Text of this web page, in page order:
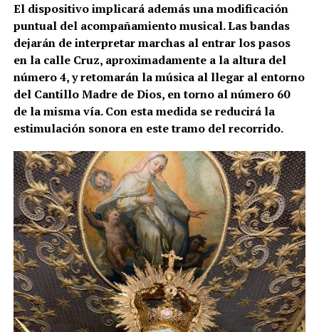
El dispositivo implicará además una modificación
puntual del acompañamiento musical. Las bandas
dejarán de interpretar marchas al entrar los pasos
en la calle Cruz, aproximadamente a la altura del
número 4, y retomarán la música al llegar al entorno
del Cantillo Madre de Dios, en torno al número 60
de la misma vía. Con esta medida se reducirá la
estimulación sonora en este tramo del recorrido.